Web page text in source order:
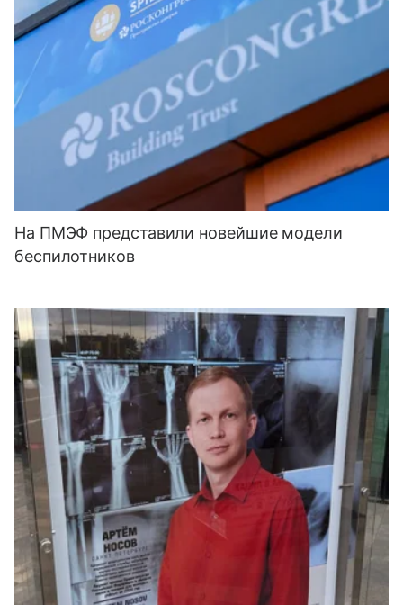
На ПМЭФ представили новейшие модели
беспилотников